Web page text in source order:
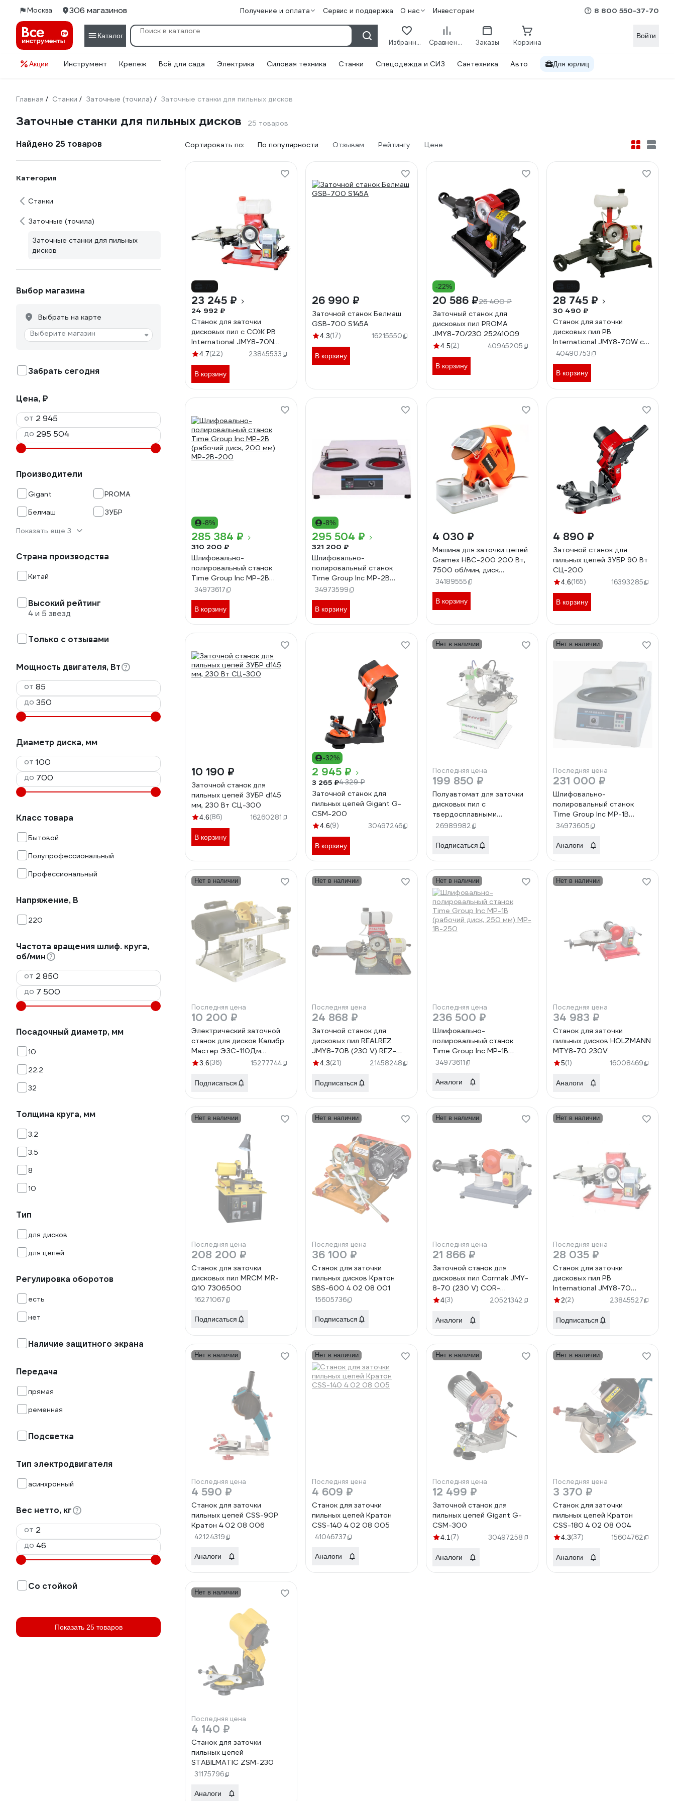
Москва 306 магазинов Получение и оплата Сервис и поддержка О нас Инвесторам 8 800 550-37-70
Каталог
Избранное Сравнение Заказы Корзина
Войти
Акции Инструмент Крепеж Всё для сада Электрика Силовая техника Станки Спецодежда и СИЗ Сантехника Авто Для юрлиц
Главная / Станки / Заточные (точила) / Заточные станки для пильных дисков
Заточные станки для пильных дисков 25 товаров
Найдено 25 товаров
Категория
Станки
Заточные (точила)
Заточные станки для пильных
дисков
Выбор магазина
Выбрать на карте
Выберите магазин
Забрать сегодня
Цена, ₽
от
до
Производители
Gigant
PROMA
Белмаш
ЗУБР
Показать еще 3
Страна производства
Китай
Высокий рейтинг
4 и 5 звезд
Только с отзывами
Мощность двигателя, Вт
от
до
Диаметр диска, мм
от
до
Класс товара
Бытовой
Полупрофессиональный
Профессиональный
Напряжение, В
220
Частота вращения шлиф. круга,
об/мин
от
до
Посадочный диаметр, мм
10
22.2
32
Толщина круга, мм
3.2
3.5
8
10
Тип
для дисков
для цепей
Регулировка оборотов
есть
нет
Наличие защитного экрана
Передача
прямая
ременная
Подсветка
Тип электродвигателя
асинхронный
Вес нетто, кг
от
до
Со стойкой
Показать 25 товаров
Сортировать по: По популярности Отзывам Рейтингу Цене
23 245 ₽
24 992 ₽
Станок для заточки
дисковых пил с СОЖ PB
International JMY8-70N
MM00100010
4.7(22) 23845533
В корзину
26 990 ₽
Заточной станок Белмаш
GSB-700 S145A
4.3(17) 16215550
В корзину
-22%
20 586 ₽26 400 ₽
Заточный станок для
дисковых пил PROMA
JMY8-70/230 25241009
4.5(2) 40945205
В корзину
28 745 ₽
30 490 ₽
Станок для заточки
дисковых пил PB
International JMY8-70W с
СОЖ MM00100015
40490753
В корзину
-8%
285 384 ₽
310 200 ₽
Шлифовально-
полировальный станок
Time Group Inc MP-2B
(рабочий диск, 200 мм)
MP-2B-200
34973617
В корзину
-8%
295 504 ₽
321 200 ₽
Шлифовально-
полировальный станок
Time Group Inc MP-2B
(рабочий диск, 250 мм) MP-
2B-250
34973599
В корзину
4 030 ₽
Машина для заточки цепей
Gramex HBC-200 200 Вт,
7500 об/мин, диск
100x10x3,5 мм (1/6) 003229
34189555
В корзину
4 890 ₽
Заточной станок для
пильных цепей ЗУБР 90 Вт
СЦ-200
4.6(165) 16393285
В корзину
10 190 ₽
Заточной станок для
пильных цепей ЗУБР d145
мм, 230 Вт СЦ-300
4.6(86) 16260281
В корзину
-32%
2 945 ₽
3 265 ₽4 329 ₽
Заточной станок для
пильных цепей Gigant G-
CSM-200
4.6(9) 30497246
В корзину
Нет в наличии
Последняя цена
199 850 ₽
Полуавтомат для заточки
дисковых пил с
твердосплавными
напайками Woodtec Sharp
26989982
Подписаться
Нет в наличии
Последняя цена
231 000 ₽
Шлифовально-
полировальный станок
Time Group Inc MP-1B
(рабочий диск, 200 мм)
34973605
Аналоги
Нет в наличии
Последняя цена
10 200 ₽
Электрический заточной
станок для дисков Калибр
Мастер ЭЗС-110Дм
00000048775
3.6(36) 15277744
Подписаться
Нет в наличии
Последняя цена
24 868 ₽
Заточной станок для
дисковых пил REALREZ
JMY8-70B (230 V) REZ-
JMY8-70(230V)
4.3(21) 21458248
Подписаться
Нет в наличии
Последняя цена
236 500 ₽
Шлифовально-
полировальный станок
Time Group Inc MP-1B
(рабочий диск, 250 мм) MP-
34973611
Аналоги
Нет в наличии
Последняя цена
34 983 ₽
Станок для заточки
пильных дисков HOLZMANN
MTY8-70 230V
5(1) 16008469
Аналоги
Нет в наличии
Последняя цена
208 200 ₽
Станок для заточки
дисковых пил MRCM MR-
Q10 7306500
16271067
Подписаться
Нет в наличии
Последняя цена
36 100 ₽
Станок для заточки
пильных дисков Кратон
SBS-600 4 02 08 001
15605736
Подписаться
Нет в наличии
Последняя цена
21 866 ₽
Заточной станок для
дисковых пил Cormak JMY-
8-70 (230 V) COR-
JMY/230V
4(3) 20521342
Аналоги
Нет в наличии
Последняя цена
28 035 ₽
Станок для заточки
дисковых пил PB
International JMY8-70
MM00100005
2(2) 23845527
Подписаться
Нет в наличии
Последняя цена
4 590 ₽
Станок для заточки
пильных цепей CSS-90P
Кратон 4 02 08 006
42124319
Аналоги
Нет в наличии
Последняя цена
4 609 ₽
Станок для заточки
пильных цепей Кратон
CSS-140 4 02 08 005
41046737
Аналоги
Нет в наличии
Последняя цена
12 499 ₽
Заточной станок для
пильных цепей Gigant G-
CSM-300
4.1 (7) 30497258
Аналоги
Нет в наличии
Последняя цена
3 370 ₽
Станок для заточки
пильных цепей Кратон
CSS-180 4 02 08 004
4.3(37) 15604762
Аналоги
Нет в наличии
Последняя цена
4 140 ₽
Станок для заточки
пильных цепей
STABILMATIC ZSM-230
31175796
Аналоги